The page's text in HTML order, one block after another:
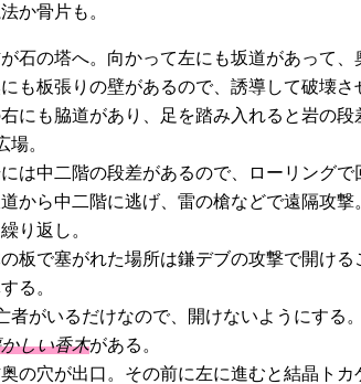
か骨片も。
石の塔へ。向かって左にも坂道があって
も板張りの壁があるので、誘導して破壊さ
にも脇道があり、足を踏み入れると岩の
場。
は中二階の段差があるので、ローリング
から中二階に逃げ、雷の槍などで遠隔攻
り返し。
板で塞がれた場所は鎌デブの攻撃で開け
る。
者がいるだけなので、開けないようにする。
しい香木がある。
の穴が出口。その前に左に進むと結晶トカ